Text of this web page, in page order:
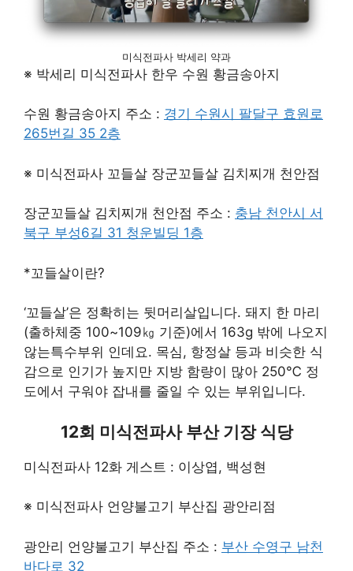
미식전파사 박세리 약과
※ 박세리 미식전파사 한우 수원 황금송아지
수원 황금송아지 주소 : 경기 수원시 팔달구 효원로
265번길 35 2층
※ 미식전파사 꼬들살 장군꼬들살 김치찌개 천안점
장군꼬들살 김치찌개 천안점 주소 : 충남 천안시 서
북구 부성6길 31 청운빌딩 1층
*꼬들살이란?
‘꼬들살’은 정확히는 뒷머리살입니다. 돼지 한 마리
(출하체중 100~109㎏ 기준)에서 163g 밖에 나오지
않는특수부위 인데요. 목심, 항정살 등과 비슷한 식
감으로 인기가 높지만 지방 함량이 많아 250℃ 정
도에서 구워야 잡내를 줄일 수 있는 부위입니다.
12회 미식전파사 부산 기장 식당
미식전파사 12화 게스트 : 이상엽, 백성현
※ 미식전파사 언양불고기 부산집 광안리점
광안리 언양불고기 부산집 주소 : 부산 수영구 남천
바다로 32